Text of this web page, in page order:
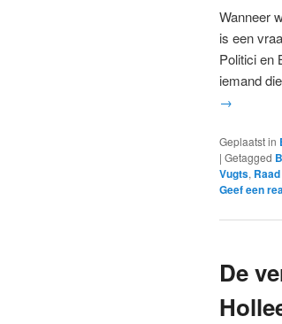
Wanneer
is een
Politici en
iemand
→
Geplaatst in
| Getagged
Vugts,
Geef een
De